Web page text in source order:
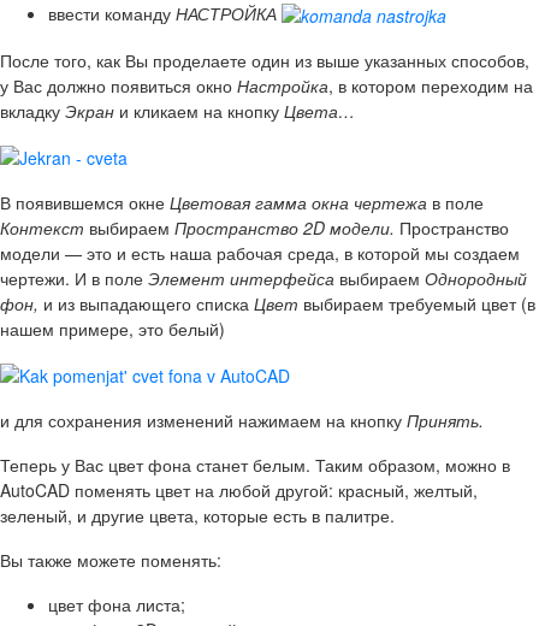
ввести команду НАСТРОЙКА
После того, как Вы проделаете один из выше указанных способов,
у Вас должно появиться окно Настройка, в котором переходим на
вкладку Экран и кликаем на кнопку Цвета…
В появившемся окне Цветовая гамма окна чертежа в поле
Контекст выбираем Пространство 2D модели. Пространство
модели — это и есть наша рабочая среда, в которой мы создаем
чертежи. И в поле Элемент интерфейса выбираем Однородный
фон, и из выпадающего списка Цвет выбираем требуемый цвет (в
нашем примере, это белый)
и для сохранения изменений нажимаем на кнопку Принять.
Теперь у Вас цвет фона станет белым. Таким образом, можно в
AutoCAD поменять цвет на любой другой: красный, желтый,
зеленый, и другие цвета, которые есть в палитре.
Вы также можете поменять:
цвет фона листа;